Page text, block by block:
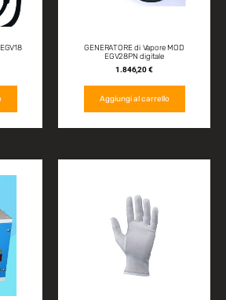
GENERATORE di Vapore MOD
EGV28PN digitale
1.846,20€
Aggiungi al carrello